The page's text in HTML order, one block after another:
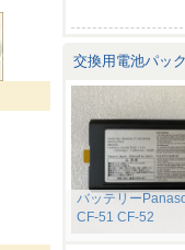
交換用電池パッ
バッテリー
CF-51 CF-52